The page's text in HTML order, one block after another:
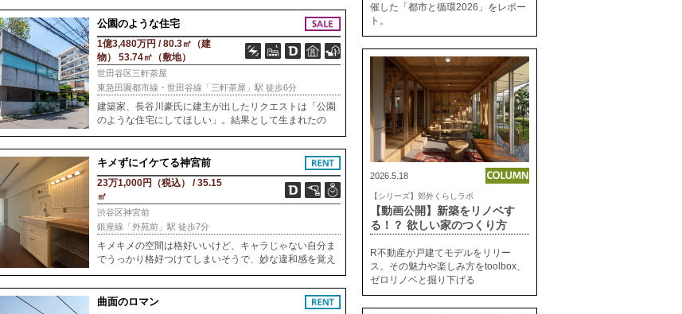
「こん
公園のような住宅
1億3,480万円 / 80.3㎡（建
物） 53.74㎡（敷地）
世田谷区三軒茶屋
東急田園都市線・世田谷線「三軒茶屋」駅 徒歩6分
建築家、長谷川豪氏に建主が出したリクエストは「公園
のような住宅にしてほしい」。結果として生まれたの
は、周囲の家々にもあるバルコニーをぐんと拡張し、室
内との主従を逆転させたRC造の戸建て。部屋の集合とい
キメずにイケてる神宮前
23万1,000円（税込） / 35.15
㎡
渋谷区神宮前
銀座線「外苑前」駅 徒歩7分
キメキメの空間は格好いいけど、キャラじゃない自分ま
でうっかり格好つけてしまいそうで、妙な違和感を覚え
たことはありませんか？長い時間を過ごすオフィスな
ら、できれば家みたいに気楽に過ごしたい。そして少し
だ
曲面のロマン
催した「都市と循環2026」をレポー
ト。
2026.5.18
【シリーズ】郊外くらしラボ
【動画公開】新築をリノベす
る！？ 欲しい家のつくり方
R不動産が戸建てモデルをリリー
ス。その魅力や楽しみ方をtoolbox、
ゼロリノベと掘り下げる